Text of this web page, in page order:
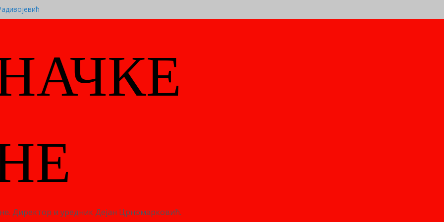
САШЕ ЈЕЛИЋА
промоција књиге „Славу славили,
Директор и уредник Дејан Црномарковић.